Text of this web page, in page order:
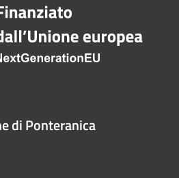
di Ponteranica